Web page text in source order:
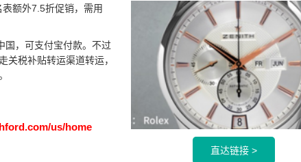
直达链接 >
额外7.5折促销，需用
，可支付宝付款。不过
关税补贴转运渠道转运，
us/home